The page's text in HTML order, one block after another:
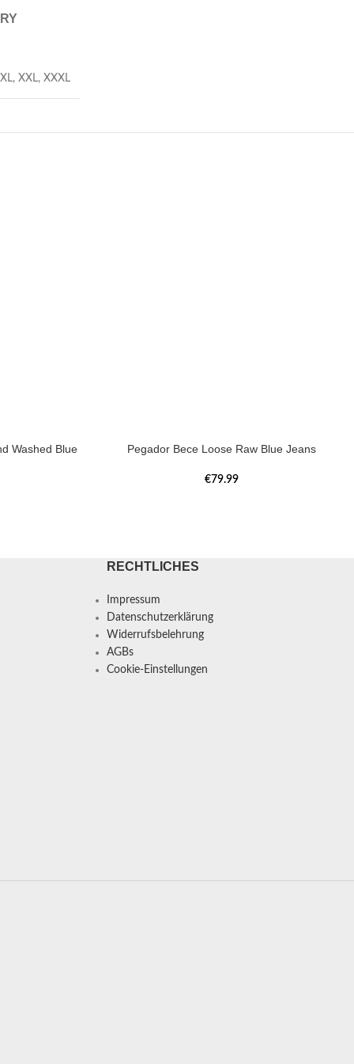
XL, XXL, XXXL
Washed Blue Pegador Bece Loose Raw Blue Jeans
€79.99
RECHTLICHES
Impressum
Datenschutzerklärung
Widerrufsbelehrung
AGBs
Cookie-Einstellungen